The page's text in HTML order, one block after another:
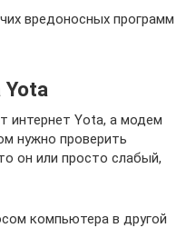
вредоносных программ
Yota
интернет Yota, а модем
нужно проверить
он или просто слабый,
компьютера в другой